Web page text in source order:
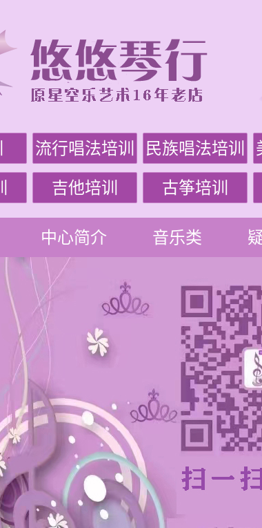
流行唱法培训 民族唱法培训
吉他培训 古筝培训
中心简介 音乐类